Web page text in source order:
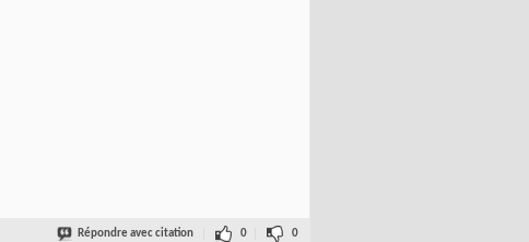
Répondre avec citation 0 0